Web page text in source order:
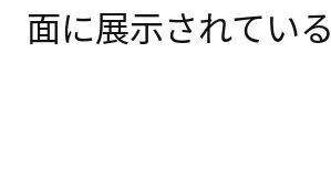
面に展示されている